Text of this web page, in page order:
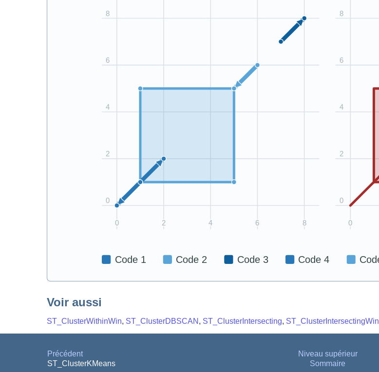
Voir aussi
ST_ClusterWithinWin, ST_ClusterDBSCAN , ST_ClusterIntersecting, ST_ClusterIntersectingWin
Précédent Niveau supérieur
ST_ClusterKMeans
Sommaire